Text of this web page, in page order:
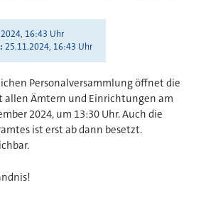
16:43 Uhr
25.11.2024, 16:43 Uhr
Personalversammlung öffnet die
Ämtern und Einrichtungen am
2024, um 13:30 Uhr. Auch die
ist erst ab dann besetzt.